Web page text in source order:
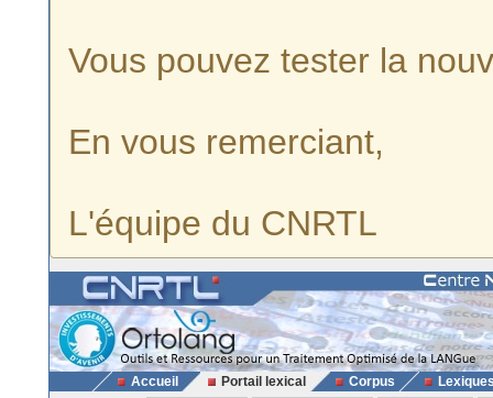
Vous pouvez tester la
En vous remerciant,
L'équipe du CNRTL
Accueil Portail lexical Corpus